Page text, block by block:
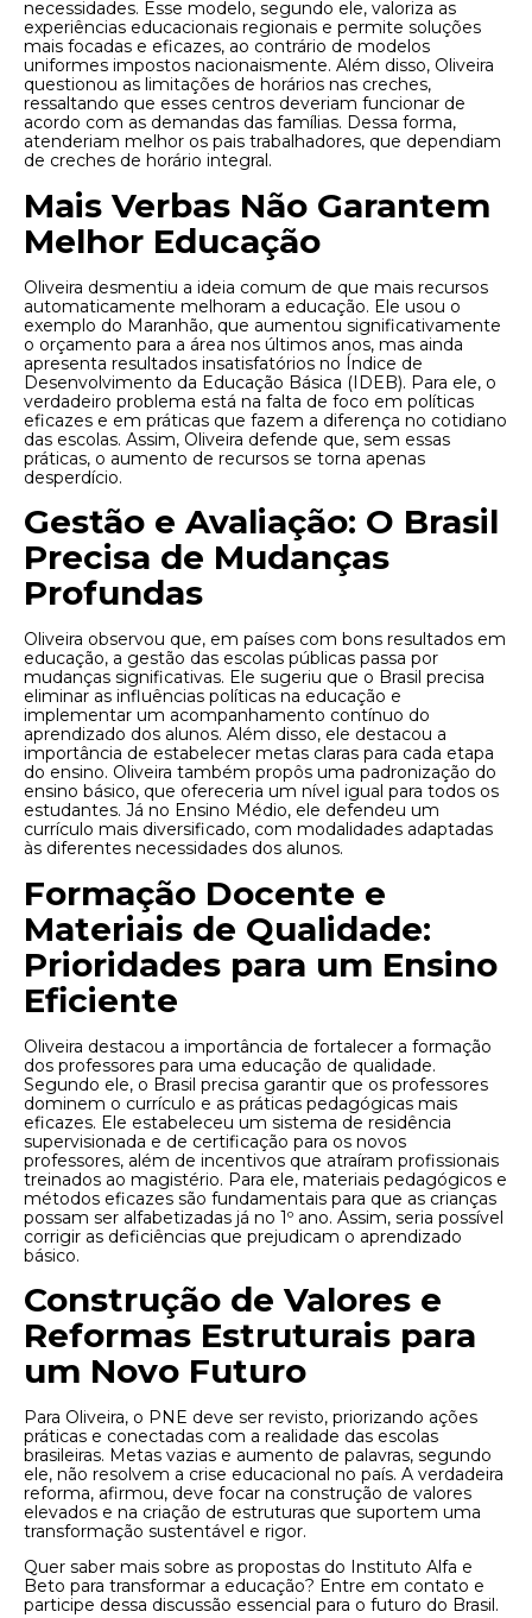
necessidades. Esse modelo, segundo ele, valoriza as
experiências educacionais regionais e permite soluções
mais focadas e eficazes, ao contrário de modelos
uniformes impostos nacionaismente. Além disso, Oliveira
questionou as limitações de horários nas creches,
ressaltando que esses centros deveriam funcionar de
acordo com as demandas das famílias. Dessa forma,
atenderiam melhor os pais trabalhadores, que dependiam
de creches de horário integral.
Mais Verbas Não Garantem
Melhor Educação
Oliveira desmentiu a ideia comum de que mais recursos
automaticamente melhoram a educação. Ele usou o
exemplo do Maranhão, que aumentou significativamente
o orçamento para a área nos últimos anos, mas ainda
apresenta resultados insatisfatórios no Índice de
Desenvolvimento da Educação Básica (IDEB). Para ele, o
verdadeiro problema está na falta de foco em políticas
eficazes e em práticas que fazem a diferença no cotidiano
das escolas. Assim, Oliveira defende que, sem essas
práticas, o aumento de recursos se torna apenas
desperdício.
Gestão e Avaliação: O Brasil
Precisa de Mudanças
Profundas
Oliveira observou que, em países com bons resultados em
educação, a gestão das escolas públicas passa por
mudanças significativas. Ele sugeriu que o Brasil precisa
eliminar as influências políticas na educação e
implementar um acompanhamento contínuo do
aprendizado dos alunos. Além disso, ele destacou a
importância de estabelecer metas claras para cada etapa
do ensino. Oliveira também propôs uma padronização do
ensino básico, que ofereceria um nível igual para todos os
estudantes. Já no Ensino Médio, ele defendeu um
currículo mais diversificado, com modalidades adaptadas
às diferentes necessidades dos alunos.
Formação Docente e
Materiais de Qualidade:
Prioridades para um Ensino
Eficiente
Oliveira destacou a importância de fortalecer a formação
dos professores para uma educação de qualidade.
Segundo ele, o Brasil precisa garantir que os professores
dominem o currículo e as práticas pedagógicas mais
eficazes. Ele estabeleceu um sistema de residência
supervisionada e de certificação para os novos
professores, além de incentivos que atraíram profissionais
treinados ao magistério. Para ele, materiais pedagógicos e
métodos eficazes são fundamentais para que as crianças
possam ser alfabetizadas já no 1º ano. Assim, seria possível
corrigir as deficiências que prejudicam o aprendizado
básico.
Construção de Valores e
Reformas Estruturais para
um Novo Futuro
Para Oliveira, o PNE deve ser revisto, priorizando ações
práticas e conectadas com a realidade das escolas
brasileiras. Metas vazias e aumento de palavras, segundo
ele, não resolvem a crise educacional no país. A verdadeira
reforma, afirmou, deve focar na construção de valores
elevados e na criação de estruturas que suportem uma
transformação sustentável e rigor.
Quer saber mais sobre as propostas do Instituto Alfa e
Beto para transformar a educação? Entre em contato e
participe dessa discussão essencial para o futuro do Brasil.